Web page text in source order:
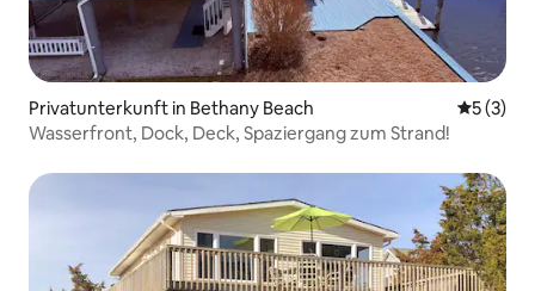
Privatunterkunft in Bethany Beach
5 (3)
Wasserfront, Dock, Deck, Spaziergang zum Strand!